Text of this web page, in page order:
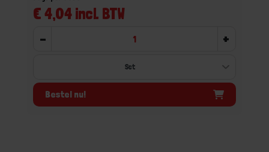
€ 4,04 incl. BTW
- +
Bestel nu!